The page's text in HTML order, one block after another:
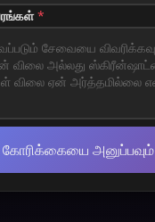
*
கோரிக்கையை அனுப்பவும்